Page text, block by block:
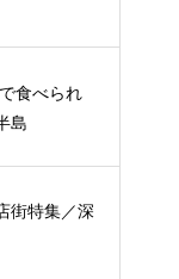
食べられ
島
街特集／深